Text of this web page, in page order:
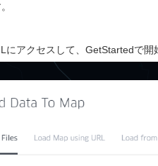
にアクセスして、GetStartedで開